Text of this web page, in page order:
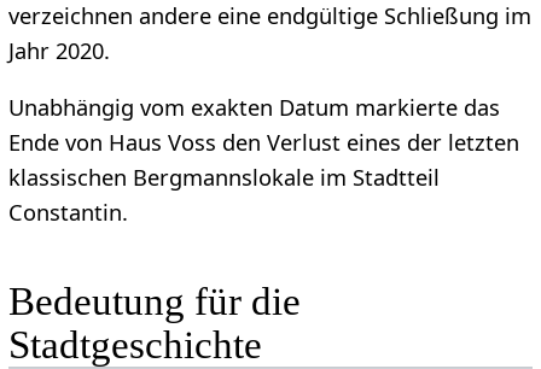
verzeichnen andere eine endgültige Schließung im
Jahr 2020.
Unabhängig vom exakten Datum markierte das
Ende von Haus Voss den Verlust eines der letzten
klassischen Bergmannslokale im Stadtteil
Constantin.
Bedeutung für die
Stadtgeschichte